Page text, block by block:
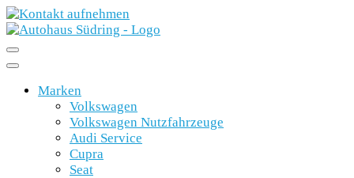
Marken
Volkswagen
Volkswagen Nutzfahrzeuge
Audi Service
Cupra
Seat